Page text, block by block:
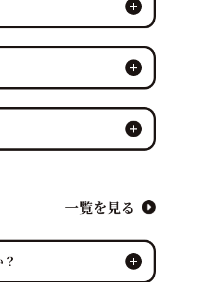
メ」と「味わう贅沢」を
験と一体感を得られま
実現できる点にありま
供します。
一覧を見る